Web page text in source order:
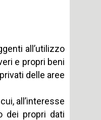
all’utilizzo
e propri beni
delle aree
all’interesse
dei propri dati